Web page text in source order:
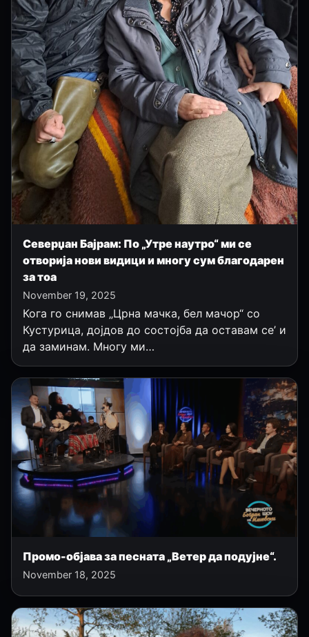
Северџан Бајрам: По „Утре наутро“ ми се
отворија нови видици и многу сум благодарен
за тоа
November 19, 2025
Кога го снимав „Црна мачка, бел мачор“ со
Кустурица, дојдов до состојба да оставам се’ и
да заминам. Многу ми…
Промо-објава за песната „Ветер да подујне“.
November 18, 2025